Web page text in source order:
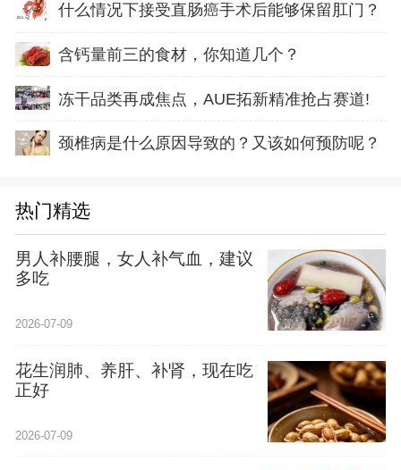
什么情况下接受直肠癌手术后能够保留肛门？
含钙量前三的食材，你知道几个？
冻干品类再成焦点，AUE拓新精准抢占赛道!
颈椎病是什么原因导致的？又该如何预防呢？
热门精选
男人补腰腿，女人补气血，建议
多吃
2026-07-09
花生润肺、养肝、补肾，现在吃
正好
2026-07-09